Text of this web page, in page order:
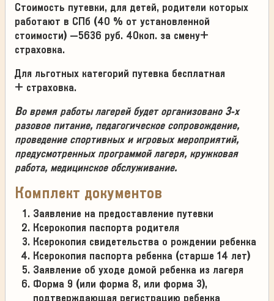
Стоимость путевки, для детей, родители которых
работают в СПб (40 % от установленной
стоимости) –5636 руб. 40коп. за смену+
страховка.
Для льготных категорий путевка бесплатная
+ страховка.
Во время работы лагерей будет организовано 3-х
разовое питание, педагогическое сопровождение,
проведение спортивных и игровых мероприятий,
предусмотренных программой лагеря, кружковая
работа, медицинское обслуживание.
Комплект документов
Заявление на предоставление путевки
Ксерокопия паспорта родителя
Ксерокопия свидетельства о рождении ребенка
Ксерокопия паспорта ребенка (старше 14 лет)
Заявление об уходе домой ребенка из лагеря
Форма 9 (или форма 8, или форма 3),
подтверждающая регистрацию ребенка